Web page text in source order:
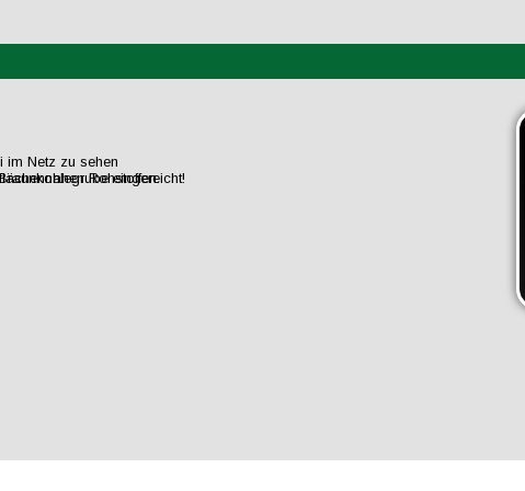
im Netz zu sehen
Rohstoffen.
eingereicht!